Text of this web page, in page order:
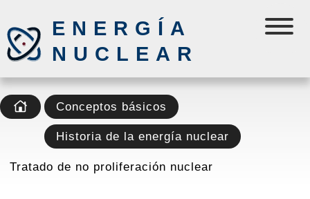
ENERGÍA
NUCLEAR
Conceptos básicos
Historia de la energía nuclear
Tratado de no proliferación nuclear